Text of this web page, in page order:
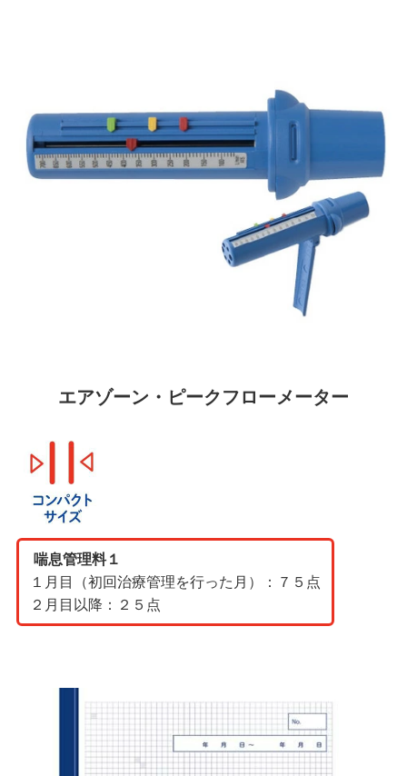
エアゾーン・ピークフローメーター
喘息管理料１
１月目（初回治療管理を行った月）：７５点
２月目以降：２５点